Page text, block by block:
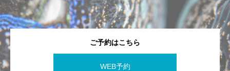
ご予約はこちら
WEB予約